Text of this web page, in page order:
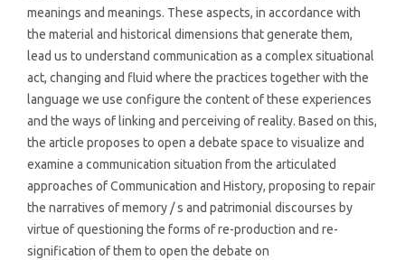
meanings and meanings. These aspects, in accordance with
the material and historical dimensions that generate them,
lead us to understand communication as a complex situational
act, changing and fluid where the practices together with the
language we use configure the content of these experiences
and the ways of linking and perceiving of reality. Based on this,
the article proposes to open a debate space to visualize and
examine a communication situation from the articulated
approaches of Communication and History, proposing to repair
the narratives of memory / s and patrimonial discourses by
virtue of questioning the forms of re-production and re-
signification of them to open the debate on